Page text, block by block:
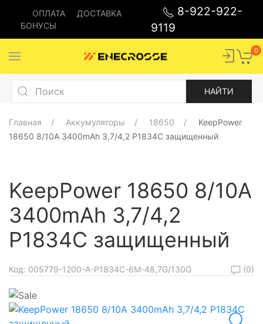
ОПЛАТА
ДОСТАВКА
БОНУСЫ
8-922-922-
9119
0
Главная Аккумуляторы 18650
KeepPower
18650 8/10A 3400mAh 3,7/4,2 P1834C защищенный
KeepPower 18650 8/10A
3400mAh 3,7/4,2
P1834C защищенный
Код: 005779-1200-A-P1834C-6M-48,7G/130G (0)